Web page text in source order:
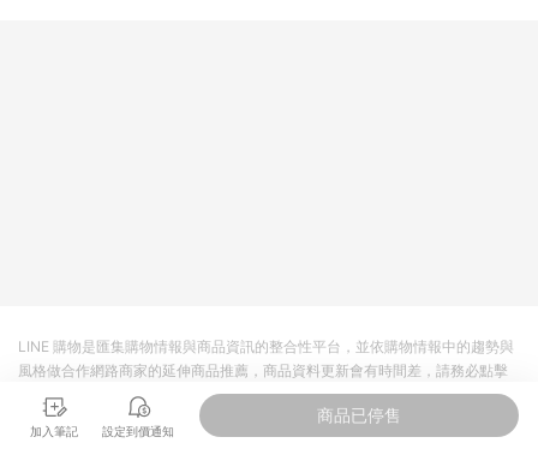
加入筆記 設定到價通知
商品已停售
LINE 購物是匯集購物情報與商品資訊的整合性平台，並依購物情報中的趨勢與
風格做合作網路商家的延伸商品推薦，商品資料更新會有時間差，請務必點擊
商品至各合作網路商家，確認現售價與購物條件，一切資訊以合作廠商網頁為
準。